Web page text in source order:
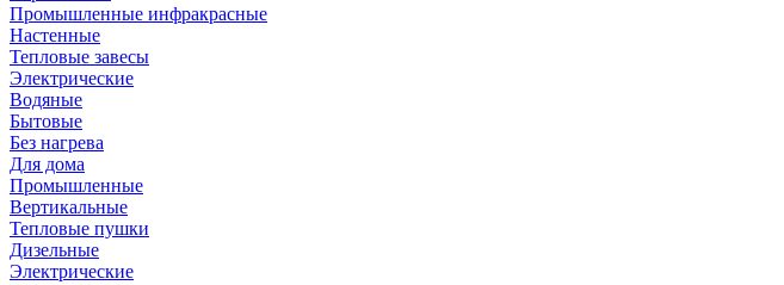
Промышленные инфракрасные
Настенные
Тепловые завесы
Электрические
Водяные
Бытовые
Без нагрева
Для дома
Промышленные
Вертикальные
Тепловые пушки
Дизельные
Электрические